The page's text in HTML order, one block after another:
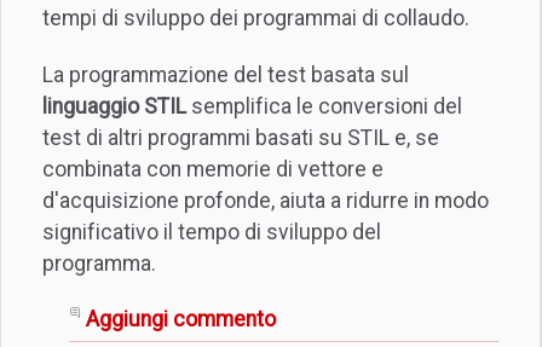
tempi di sviluppo dei programmai di collaudo.
La programmazione del test basata sul
linguaggio STILsemplifica le conversioni del
test di altri programmi basati su STIL e, se
combinata con memorie di vettore e
d'acquisizione profonde, aiuta a ridurre in modo
significativo il tempo di sviluppo del
programma.
Aggiungi commento